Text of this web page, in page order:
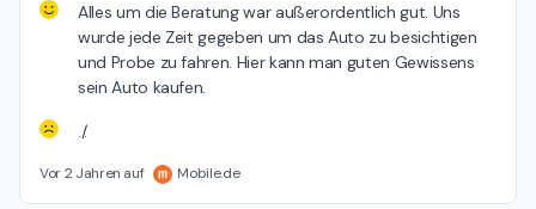
Alles um die Beratung war außerordentlich gut. Uns
wurde jede Zeit gegeben um das Auto zu besichtigen
und Probe zu fahren. Hier kann man guten Gewissens
sein Auto kaufen.
./.
Vor 2 Jahren auf Mobile.de